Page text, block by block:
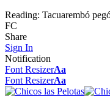
Reading: Tacuarembó
FC
Share
Sign In
Notification
Font ResizerAa
Font ResizerAa